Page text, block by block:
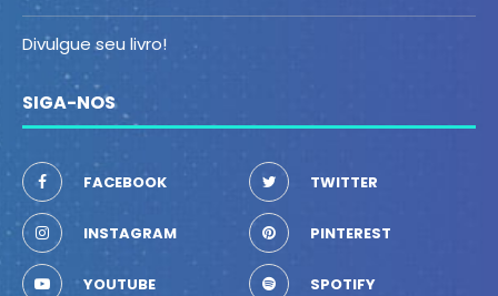
Divulgue seu livro!
SIGA-NOS
FACEBOOK TWITTER
INSTAGRAM PINTEREST
YOUTUBE SPOTIFY